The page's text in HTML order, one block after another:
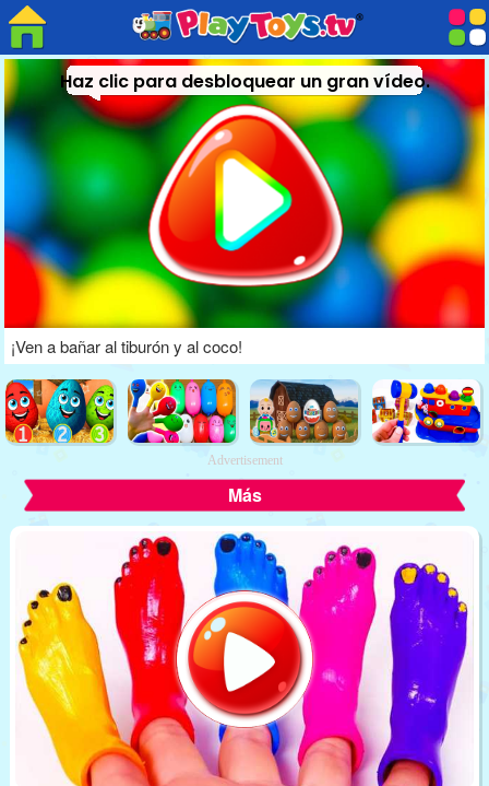
Haz clic para desbloquear un gran vídeo.
¡Ven a bañar al tiburón y al coco!
Advertisement
Más